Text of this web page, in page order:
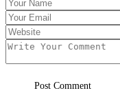
Post Comment